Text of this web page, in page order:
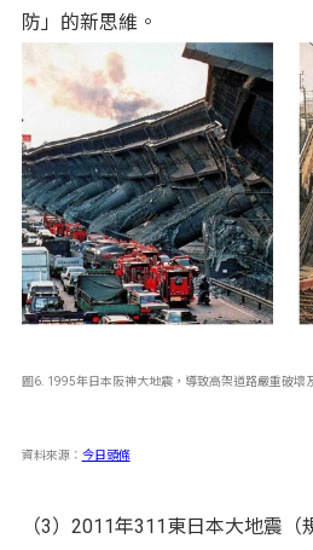
防」的新思維。
圖6. 1995年日本阪神大地震，導致高架道路嚴重破壞
資料來源： 今日頭條
（3）2011年311東日本大地震